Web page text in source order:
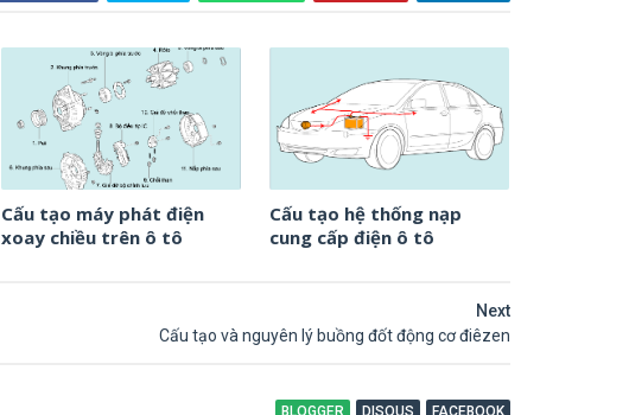
Cấu tạo máy phát điện
xoay chiều trên ô tô
Cấu tạo hệ thống nạp
cung cấp điện ô tô
Next
Cấu tạo và nguyên lý buồng đốt động cơ điêzen
BLOGGER DISQUS FACEBOOK